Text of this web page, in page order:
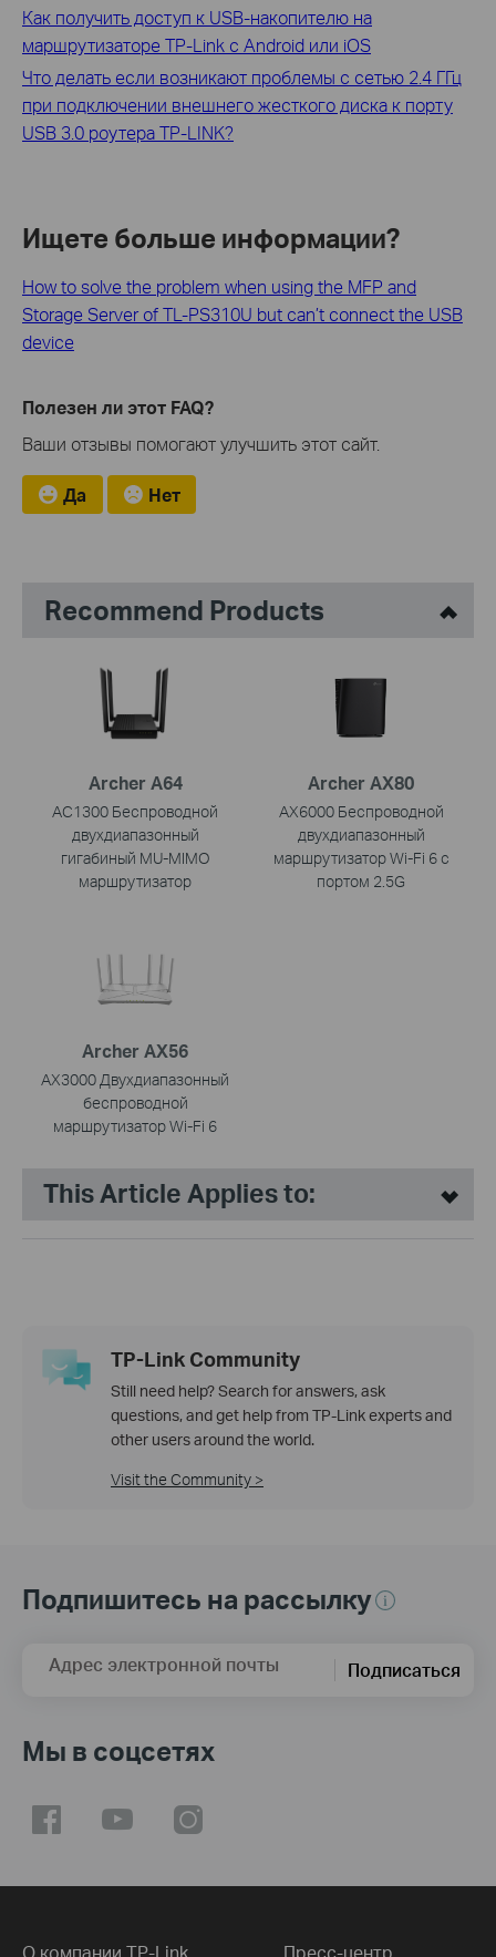
Как получить доступ к USB-накопителю на
маршрутизаторе TP-Link с Android или iOS
Что делать если возникают проблемы с сетью 2.4 ГГц
при подключении внешнего жесткого диска к порту
USB 3.0 роутера TP-LINK?
Ищете больше информации?
How to solve the problem when using the MFP and
Storage Server of TL-PS310U but can’t connect the USB
device
Полезен ли этот FAQ?
Ваши отзывы помогают улучшить этот сайт.
Да Нет
Recommend Products
Archer A64
AC1300 Беспроводной
двухдиапазонный
гигабиный MU-MIMO
маршрутизатор
Archer AX80
AX6000 Беспроводной
двухдиапазонный
маршрутизатор Wi-Fi 6 с
портом 2.5G
Archer AX56
AX3000 Двухдиапазонный
беспроводной
маршрутизатор Wi-Fi 6
This Article Applies to:
TP-Link Community
Still need help? Search for answers, ask
questions, and get help from TP-Link experts and
other users around the world.
Visit the Community >
Подпишитесь на рассылку
Адрес электронной почты Подписаться
Мы в соцсетях
О компании TP-Link Пресс-центр